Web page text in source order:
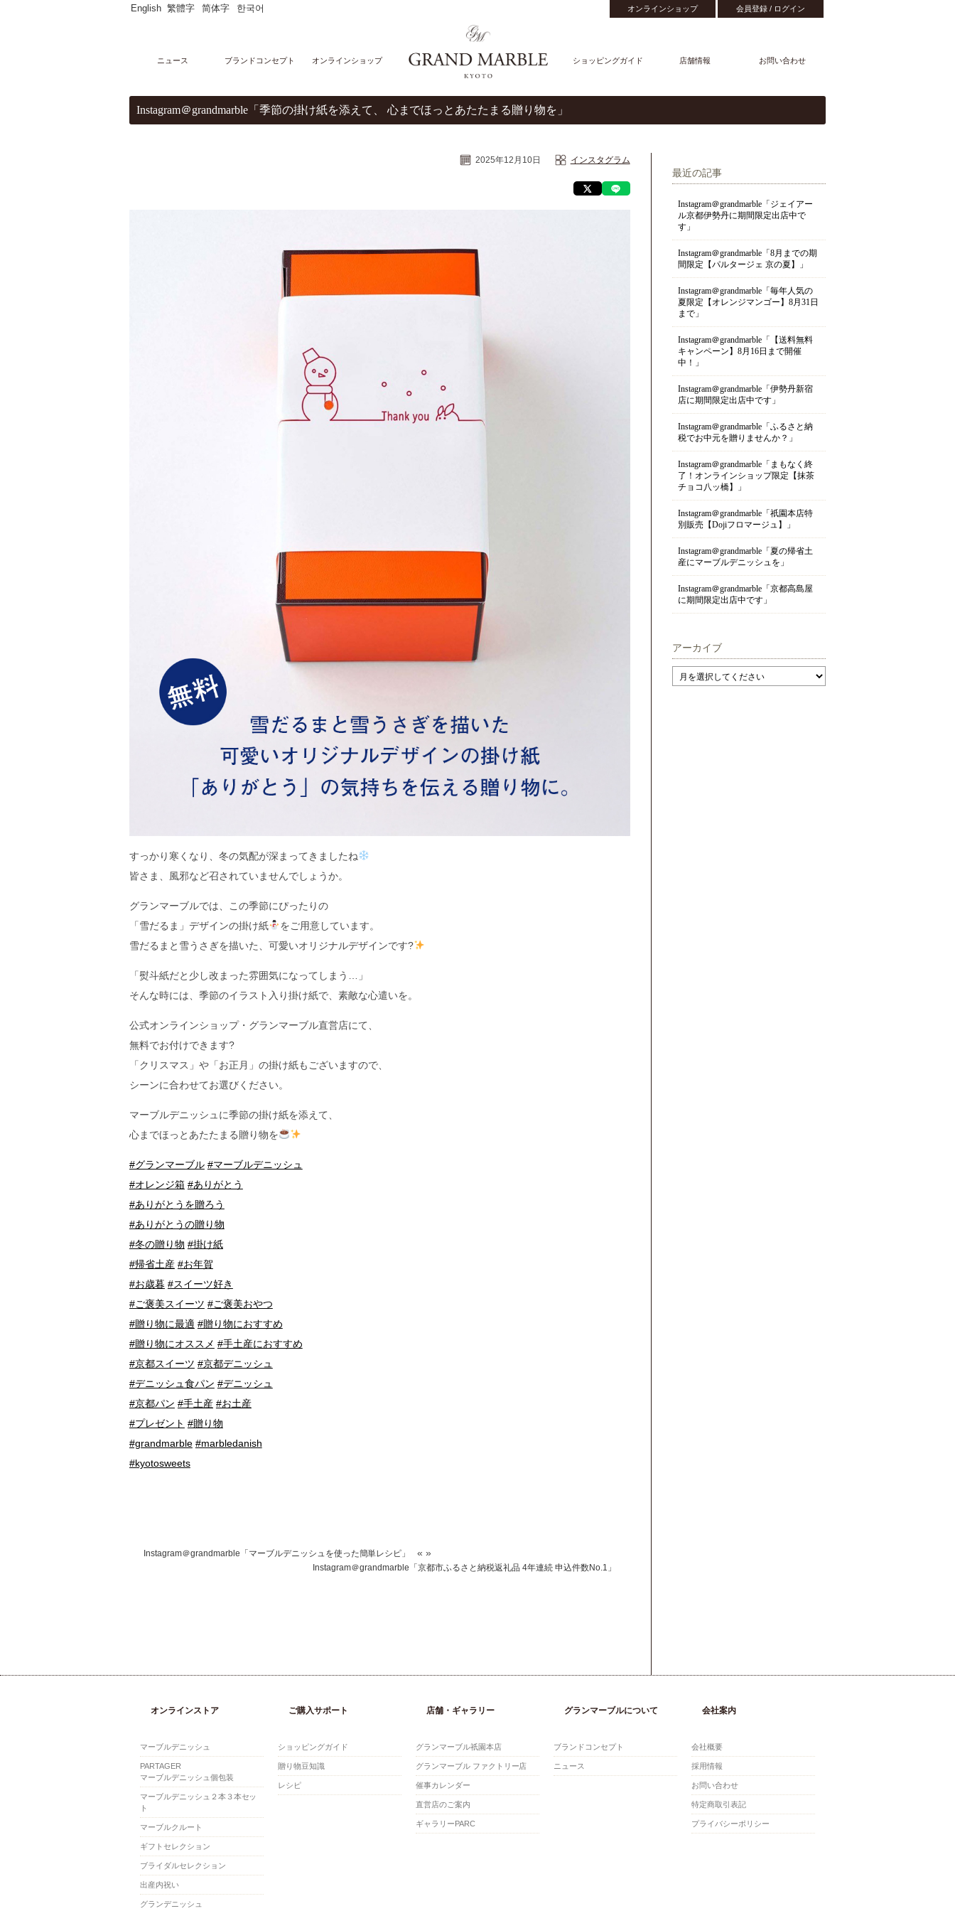
English 繁體字 简体字 한국어 オンラインショップ 会員登録 / ログイン
ニュース ブランドコンセプト オンラインショップ ショッピングガイド 店舗情報 お問い合わせ
オンラインストア
マーブルデニッシュ
Instagram＠grandmarble「季節の掛け紙を添えて、 心までほっとあたたまる贈り物を」
最近の記事
Instagram＠grandmarble「ジェイアー
ル京都伊勢丹に期間限定出店中で
す」
Instagram＠grandmarble「8月までの期
間限定【パルタージェ 京の夏】」
Instagram＠grandmarble「毎年人気の
夏限定【オレンジマンゴー】8月31日
まで」
Instagram＠grandmarble「【送料無料
キャンペーン】8月16日まで開催
中！」
Instagram＠grandmarble「伊勢丹新宿
店に期間限定出店中です」
Instagram＠grandmarble「ふるさと納
税でお中元を贈りませんか？」
Instagram＠grandmarble「まもなく終
了！オンラインショップ限定【抹茶
チョコ八ッ橋】」
Instagram＠grandmarble「祇園本店特
別販売【Dojiフロマージュ】」
Instagram＠grandmarble「夏の帰省土
産にマーブルデニッシュを」
Instagram＠grandmarble「京都高島屋
に期間限定出店中です」
アーカイブ
2025年12月10日 インスタグラム
すっかり寒くなり、冬の気配が深まってきましたね
皆さま、風邪など召されていませんでしょうか。
グランマーブルでは、この季節にぴったりの
「雪だるま」デザインの掛け紙
をご用意しています。
雪だるまと雪うさぎを描いた、可愛いオリジナルデザインです?
「熨斗紙だと少し改まった雰囲気になってしまう…」
そんな時には、季節のイラスト入り掛け紙で、素敵な心遣いを。
公式オンラインショップ・グランマーブル直営店にて、
無料でお付けできます?
「クリスマス」や「お正月」の掛け紙もございますので、
シーンに合わせてお選びください。
マーブルデニッシュに季節の掛け紙を添えて、
心までほっとあたたまる贈り物を
#グランマーブル #マーブルデニッシュ
#オレンジ箱 #ありがとう
#ありがとうを贈ろう
#ありがとうの贈り物
#冬の贈り物 #掛け紙
#帰省土産 #お年賀
#お歳暮 #スイーツ好き
#ご褒美スイーツ #ご褒美おやつ
#贈り物に最適 #贈り物におすすめ
#贈り物にオススメ #手土産におすすめ
#京都スイーツ #京都デニッシュ
#デニッシュ食パン #デニッシュ
#京都パン #手土産 #お土産
#プレゼント #贈り物
#grandmarble #marbledanish
#kyotosweets
«
Instagram＠grandmarble「マーブルデニッシュを使った簡単レシピ」
Instagram＠grandmarble「京都市ふるさと納税返礼品 4年連続 申込件数No.1」
»
オンラインストア
マーブルデニッシュ
PARTAGER
マーブルデニッシュ個包装
マーブルデニッシュ２本３本セッ
ト
マーブルクルート
ギフトセレクション
ブライダルセレクション
出産内祝い
グランデニッシュ
ご購入サポート
ショッピングガイド
贈り物豆知識
レシピ
店舗・ギャラリー
グランマーブル祇園本店
グランマーブル ファクトリー店
催事カレンダー
直営店のご案内
ギャラリーPARC
グランマーブルについて
ブランドコンセプト
ニュース
会社案内
会社概要
採用情報
お問い合わせ
特定商取引表記
プライバシーポリシー